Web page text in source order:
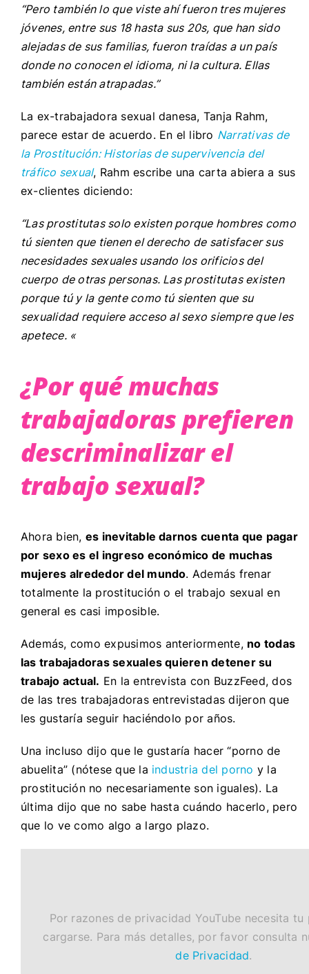
“Pero también lo que viste ahí fueron tres mujeres
jóvenes, entre sus 18 hasta sus 20s, que han sido
alejadas de sus familias, fueron traídas a un país
donde no conocen el idioma, ni la cultura. Ellas
también están atrapadas.”
La ex-trabajadora sexual danesa, Tanja Rahm,
parece estar de acuerdo. En el libro Narrativas de
la Prostitución: Historias de supervivencia del
tráfico sexual, Rahm escribe una carta abiera a sus
ex-clientes diciendo:
“Las prostitutas solo existen porque hombres como
tú sienten que tienen el derecho de satisfacer sus
necesidades sexuales usando los orificios del
cuerpo de otras personas. Las prostitutas existen
porque tú y la gente como tú sienten que su
sexualidad requiere acceso al sexo siempre que les
apetece. «
¿Por qué muchas
trabajadoras prefieren
descriminalizar el
trabajo sexual?
Ahora bien, es inevitable darnos cuenta que pagar
por sexo es el ingreso económico de muchas
mujeres alrededor del mundo. Además frenar
totalmente la prostitución o el trabajo sexual en
general es casi imposible.
Además, como expusimos anteriormente, no todas
las trabajadoras sexuales quieren detener su
trabajo actual. En la entrevista con BuzzFeed, dos
de las tres trabajadoras entrevistadas dijeron que
les gustaría seguir haciéndolo por años.
Una incluso dijo que le gustaría hacer “porno de
abuelita” (nótese que la industria del porno y la
prostitución no necesariamente son iguales). La
última dijo que no sabe hasta cuándo hacerlo, pero
que lo ve como algo a largo plazo.
Por razones de privacidad YouTube necesita tu
cargarse. Para más detalles, por favor consulta
de Privacidad.